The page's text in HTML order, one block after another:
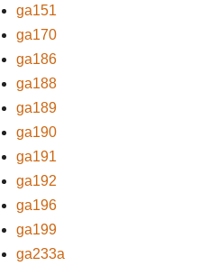
ga151
ga170
ga186
ga188
ga189
ga190
ga191
ga192
ga196
ga199
ga233a